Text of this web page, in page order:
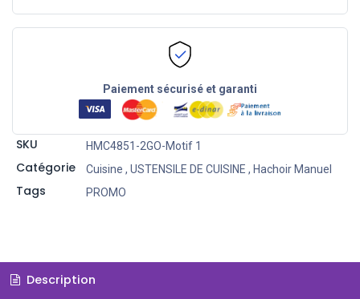
Paiement sécurisé et garanti
SKU HMC4851-2GO-Motif 1
Catégorie Cuisine , USTENSILE DE CUISINE , Hachoir Manuel
Tags PROMO
Description